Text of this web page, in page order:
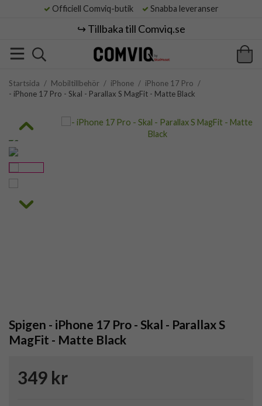
Officiell Comviq-butik Snabba leveranser
↪️ Tillbaka till Comviq.se
Startsida / Mobiltillbehör / iPhone / iPhone 17 Pro /
- iPhone 17 Pro - Skal - Parallax S MagFit - Matte Black
Spigen - iPhone 17 Pro - Skal - Parallax S
MagFit - Matte Black
349 kr